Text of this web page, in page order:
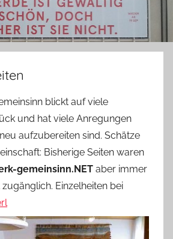
blickt auf viele
und hat viele Anregungen
aufzubereiten sind. Schätze
Bisherige Seiten waren
gemeinsinn.NET aber immer
Einzelheiten bei